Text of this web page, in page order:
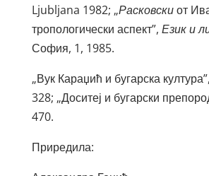
Ljubljana 1982; „Расковскиот
тропологически аспект”, Език и
София, 1, 1985.
„Вук Караџић и бугарска
328; „Доситеј и бугарски
470.
Приредила: